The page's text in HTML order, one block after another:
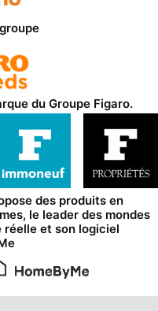
du Groupe Figaro.
des produits en
, le leader des mondes
et son logiciel